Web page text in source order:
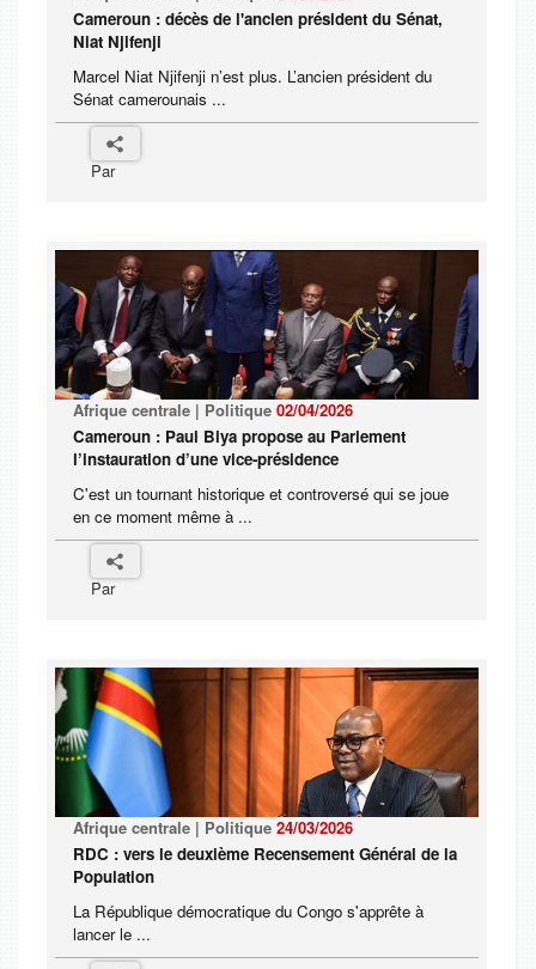
Cameroun : décès de l'ancien président du Sénat,
Niat Njifenji
Marcel Niat Njifenji n’est plus. L’ancien président du
Sénat camerounais ...
Par
Afrique centrale | Politique 02/04/2026
Cameroun : Paul Biya propose au Parlement
l’instauration d’une vice-présidence
C'est un tournant historique et controversé qui se joue
en ce moment même à ...
Par
Afrique centrale | Politique 24/03/2026
RDC : vers le deuxième Recensement Général de la
Population
La République démocratique du Congo s'apprête à
lancer le ...